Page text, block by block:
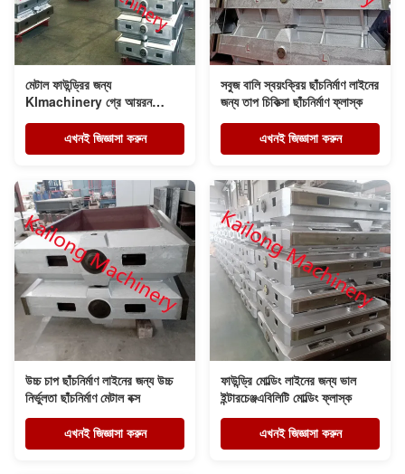
মেটাল ফাউন্ড্রির জন্য
Klmachinery গ্রে আয়রন
GG25 মোল্ডিং বক্স
এখনই জিজ্ঞাসা করুন
সবুজ বালি স্বয়ংক্রিয় ছাঁচনির্মাণ লাইনের
জন্য তাপ চিকিত্সা ছাঁচনির্মাণ ফ্লাস্ক
এখনই জিজ্ঞাসা করুন
উচ্চ চাপ ছাঁচনির্মাণ লাইনের জন্য উচ্চ
নির্ভুলতা ছাঁচনির্মাণ মেটাল বক্স
এখনই জিজ্ঞাসা করুন
ফাউন্ড্রি মোল্ডিং লাইনের জন্য ভাল
ইন্টারচেঞ্জএবিলিটি মোল্ডিং ফ্লাস্ক
এখনই জিজ্ঞাসা করুন